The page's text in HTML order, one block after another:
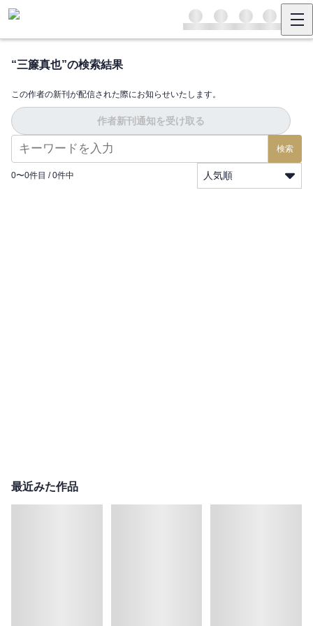
“三簾真也”の検索結果
この作者の新刊が配信された際にお知らせいたします。
作者新刊通知を受け取る
検索
0〜0件目 / 0件中 人気順
最近みた作品